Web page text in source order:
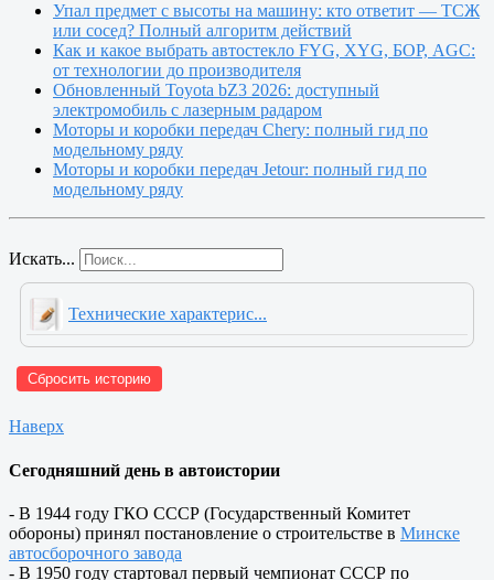
Упал предмет с высоты на машину: кто ответит — ТСЖ
или сосед? Полный алгоритм действий
Как и какое выбрать автостекло FYG, XYG, БОР, AGC:
от технологии до производителя
Обновленный Toyota bZ3 2026: доступный
электромобиль с лазерным радаром
Моторы и коробки передач Chery: полный гид по
модельному ряду
Моторы и коробки передач Jetour: полный гид по
модельному ряду
Искать...
Технические характерис...
Сбросить историю
Наверх
Сегодняшний день в автоистории
- В 1944 году ГКО СССР (Государственный Комитет
обороны) принял постановление о строительстве в Минске
автосборочного завода
- В 1950 году стартовал первый чемпионат СССР по